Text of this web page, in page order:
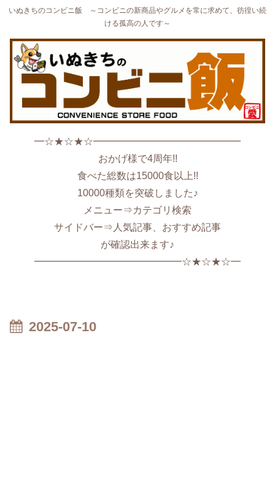
いぬきちのコンビニ飯 ～コンビニの新商品やグルメを常に求めて、彷徨い続
ける孤高の人です～
━☆★☆★☆━━━━━━━━━━━━━━━
おかげ様で4周年!!
食べた総数は15000食以上!!
10000種類を突破しました♪
メニュー⇒カテゴリ検索
サイドバー⇒人気記事、おすすめ記事
が確認出来ます♪
━━━━━━━━━━━━━━━☆★☆★☆━
2025-07-10